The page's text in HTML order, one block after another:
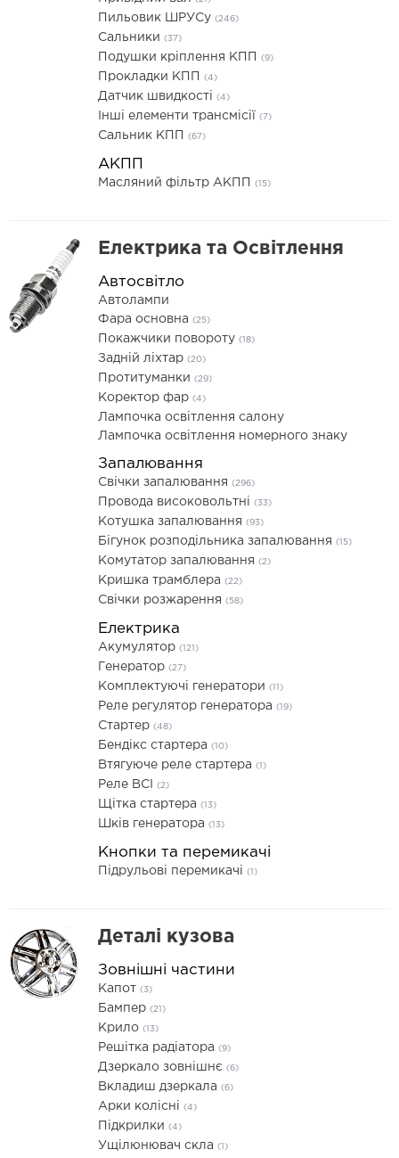
Пильовик ШРУСу (246)
Сальники (37)
Подушки кріплення КПП (9)
Прокладки КПП (4)
Датчик швидкості (4)
Інші елементи трансмісії (7)
Сальник КПП (67)
АКПП
Масляний фільтр АКПП (15)
Електрика та Освітлення
Автосвітло
Автолампи
Фара основна (25)
Покажчики повороту (18)
Задній ліхтар (20)
Протитуманки (29)
Коректор фар (4)
Лампочка освітлення салону
Лампочка освітлення номерного знаку
Запалювання
Свічки запалювання (296)
Провода високовольтні (33)
Котушка запалювання (93)
Бігунок розподільника запалювання (15)
Комутатор запалювання (2)
Кришка трамблера (22)
Свічки розжарення (58)
Електрика
Акумулятор (121)
Генератор (27)
Комплектуючі генератори (11)
Реле регулятор генератора (19)
Стартер (48)
Бендікс стартера (10)
Втягуюче реле стартера (1)
Реле ВСІ (2)
Щітка стартера (13)
Шків генератора (13)
Кнопки та перемикачі
Підрульові перемикачі (1)
Деталі кузова
Зовнішні частини
Капот (3)
Бампер (21)
Крило (13)
Решітка радіатора (9)
Дзеркало зовнішнє (6)
Вкладиш дзеркала (6)
Арки колісні (4)
Підкрилки (4)
Ущілюнювач скла (1)